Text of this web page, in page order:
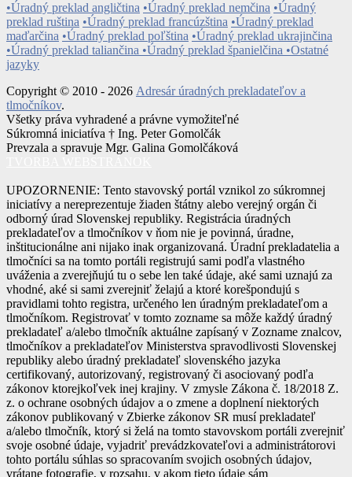
•Úradný preklad angličtina •Úradný preklad nemčina •Úradný
preklad ruština •Úradný preklad francúzština •Úradný preklad
maďarčina •Úradný preklad poľština •Úradný preklad ukrajinčina
•Úradný preklad taliančina •Úradný preklad španielčina •Ostatné
jazyky
Copyright © 2010 - 2026 Adresár úradných prekladateľov a
tlmočníkov.
Všetky práva vyhradené a právne vymožiteľné
Súkromná iniciatíva † Ing. Peter Gomolčák
Prevzala a spravuje Mgr. Galina Gomolčáková
UPOZORNENIE: Tento stavovský portál vznikol zo súkromnej
iniciatívy a nereprezentuje žiaden štátny alebo verejný orgán či
odborný úrad Slovenskej republiky. Registrácia úradných
prekladateľov a tlmočníkov v ňom nie je povinná, úradne,
inštitucionálne ani nijako inak organizovaná. Úradní prekladatelia a
tlmočníci sa na tomto portáli registrujú sami podľa vlastného
uváženia a zverejňujú tu o sebe len také údaje, aké sami uznajú za
vhodné, aké si sami zverejniť želajú a ktoré korešpondujú s
pravidlami tohto registra, určeného len úradným prekladateľom a
tlmočníkom. Registrovať v tomto zozname sa môže každý úradný
prekladateľ a/alebo tlmočník aktuálne zapísaný v Zozname znalcov,
tlmočníkov a prekladateľov Ministerstva spravodlivosti Slovenskej
republiky alebo úradný prekladateľ slovenského jazyka
certifikovaný, autorizovaný, registrovaný či asociovaný podľa
zákonov ktorejkoľvek inej krajiny. V zmysle Zákona č. 18/2018 Z.
z. o ochrane osobných údajov a o zmene a doplnení niektorých
zákonov publikovaný v Zbierke zákonov SR musí prekladateľ
a/alebo tlmočník, ktorý si želá na tomto stavovskom portáli zverejniť
svoje osobné údaje, vyjadriť prevádzkovateľovi a administrátorovi
tohto portálu súhlas so spracovaním svojich osobných údajov,
vrátane fotografie, v rozsahu, v akom tieto údaje sám